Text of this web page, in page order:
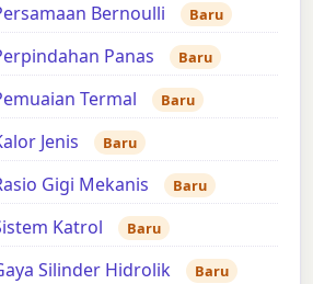
Bernoulli Baru
Panas Baru
Termal Baru
Jenis Baru
Gigi Mekanis Baru
Katrol Baru
Silinder Hidrolik Baru